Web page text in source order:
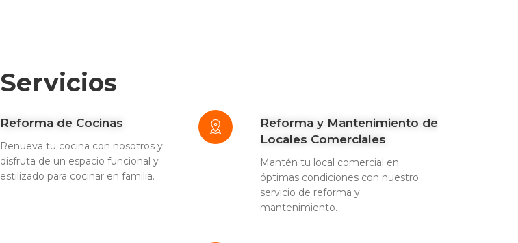
Servicios
Reforma de Cocinas
Renueva tu cocina con nosotros y
disfruta de un espacio funcional y
estilizado para cocinar en familia.
Reforma y Mantenimiento de
Locales Comerciales
Mantén tu local comercial en
óptimas condiciones con nuestro
servicio de reforma y
mantenimiento.